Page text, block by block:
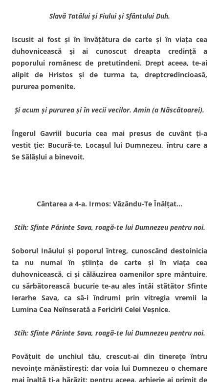
Slavă Tatălui şi Fiului şi Sfântului Duh.
Iscusit ai fost şi în învăţătura de carte şi în viaţa cea
duhovni­cească şi ai cunoscut dreapta credinţă a
poporului românesc de pretutindeni. Drept aceea, te-ai
alipit de Hristos şi de turma ta, dreptcredincioasă,
pururea pomenite.
Şi acum şi pururea şi în vecii vecilor. Amin (a Născătoarei).
Îngerul Gavriil bucuria cea mai presus de cuvânt ţi-a
vestit ţie: Bucură-te, Locaşul lui Dumnezeu, întru care a
Se Sălăşlui a binevoit.
Cântarea a 4-a. Irmos: Văzându-Te Înălţat…
Stih: Sfinte Părinte Sava, roagă-te lui Dumnezeu pentru noi.
Soborul Inăului şi poporul întreg, cunoscând destoinicia
ta nu numai în ştiinţa de carte şi în viaţa cea
duhovnicească, ci şi călăuzirea oamenilor spre mântuire,
cu sărbătorească bucurie te-au ales întâi stătător Sfinte
Ierarhe Sava, ca să-i îndrumi prin vitregia vremii la
Lumina Cea Neînserată a Fericirii Celei Veşnice.
Stih: Sfinte Părinte Sava, roagă-te lui Dumnezeu pentru noi.
Povăţuit de unchiul tău, crescut-ai din tinereţe întru
nevoinţe mănăstireşti; dar voia lui Dumne­zeu o chemare
mai înaltă ţi-a hărăzit; pentru aceea, arhierie ai primit de